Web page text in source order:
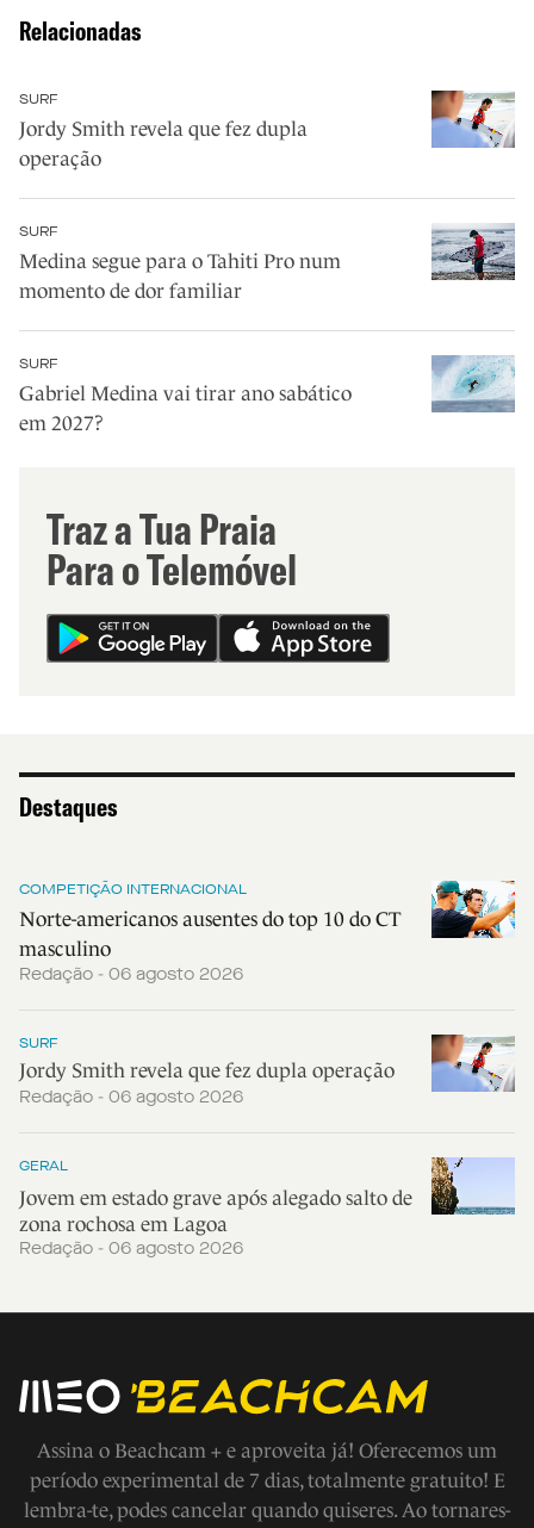
Relacionadas
SURF
Jordy Smith revela que fez dupla
operação
SURF
Medina segue para o Tahiti Pro num
momento de dor familiar
SURF
Gabriel Medina vai tirar ano sabático
em 2027?
Traz a Tua Praia
Para o Telemóvel
Destaques
COMPETIÇÃO INTERNACIONAL
Norte-americanos ausentes do top 10 do CT
masculino
Redação - 06 agosto 2026
SURF
Jordy Smith revela que fez dupla operação
Redação - 06 agosto 2026
GERAL
Jovem em estado grave após alegado salto de
zona rochosa em Lagoa
Redação - 06 agosto 2026
Assina o Beachcam + e aproveita já! Oferecemos um
período experimental de 7 dias, totalmente gratuito! E
lembra-te, podes cancelar quando quiseres. Ao tornares-